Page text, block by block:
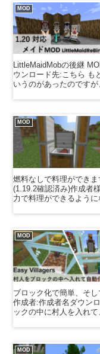
MOD
LittleMaidMobの後継
ウンロード先:こちら も
いうのがあったのです
MOD
燃料なしで料理ができ
(1.19.2確認済み)作成者
力で料理ができるよう
MOD
ブロック化で簡単、そ
作成者:作成者名ダウン
ックの中に村人を入れ
MOD